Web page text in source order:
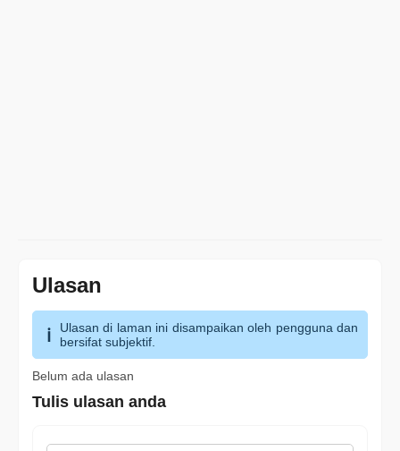
Ulasan
Ulasan di laman ini disampaikan oleh pengguna dan
bersifat subjektif.
Belum ada ulasan
Tulis ulasan anda